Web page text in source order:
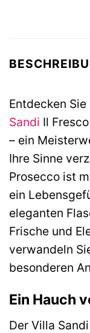
Entdecken
Sandi Il
– ein
Ihre Sinne
Prosecco ist
ein
eleganten
Frische und
verwandeln
besonderen
Ein Hauch
Der Villa